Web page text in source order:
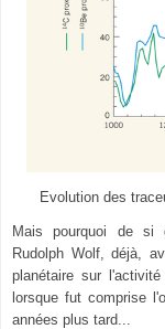
Evolution des
Mais pourquoi de si
Rudolph Wolf, déjà,
planétaire sur
lorsque fut comprise
années plus tard...